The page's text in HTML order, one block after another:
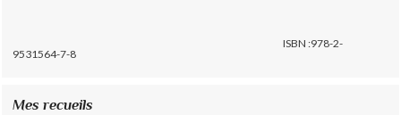
ISBN :978-2-
9531564-7-8
Mes recueils